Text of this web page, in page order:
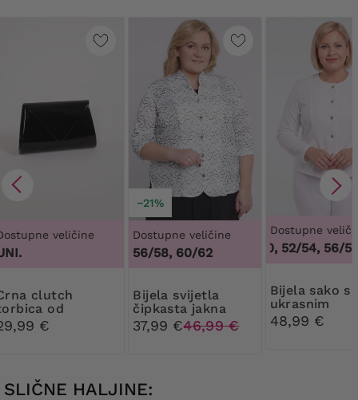
veličine
od
kože
€
−21%
Dostupne veličine
56/58, 60/62
Bijela svijetla
čipkasta jakna
37,99 €46,99 €
Dostupne
48/50, 52/54, 56/58,
Bijela sako s
ukrasnim
gumbima
48,99 €
SLIČNE HALJINE: